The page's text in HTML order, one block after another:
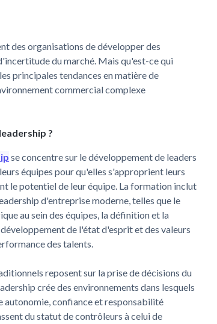
des organisations de développer des
du marché. Mais qu'est-ce qui
principales tendances en matière de
commercial complexe
?
se concentre sur le développement de leaders
équipes pour qu'elles s'approprient leurs
le potentiel de leur équipe. La formation inclut
d'entreprise moderne, telles que le
au sein des équipes, la définition et la
de l'état d'esprit et des valeurs
des talents.
reposent sur la prise de décisions du
crée des environnements dans lesquels
autonomie, confiance et responsabilité
du statut de contrôleurs à celui de